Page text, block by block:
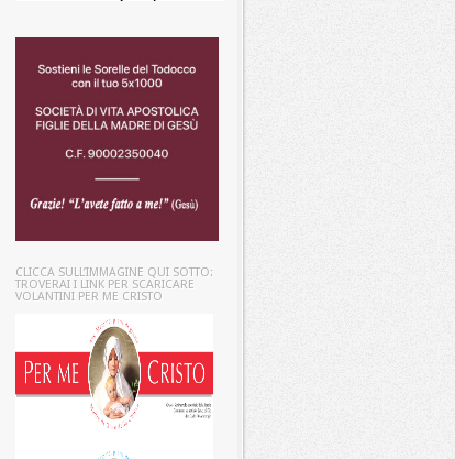
CLICCA SULL’IMMAGINE QUI SOTTO:
TROVERAI I LINK PER SCARICARE
VOLANTINI PER ME CRISTO